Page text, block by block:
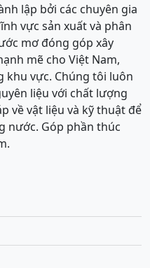
lập bởi các chuyên gia
vực sản xuất và phân
mơ đóng góp xây
mẽ cho Việt Nam,
khu vực. Chúng tôi luôn
liệu với chất lượng
về vật liệu và kỹ thuật để
nước. Góp phần thúc